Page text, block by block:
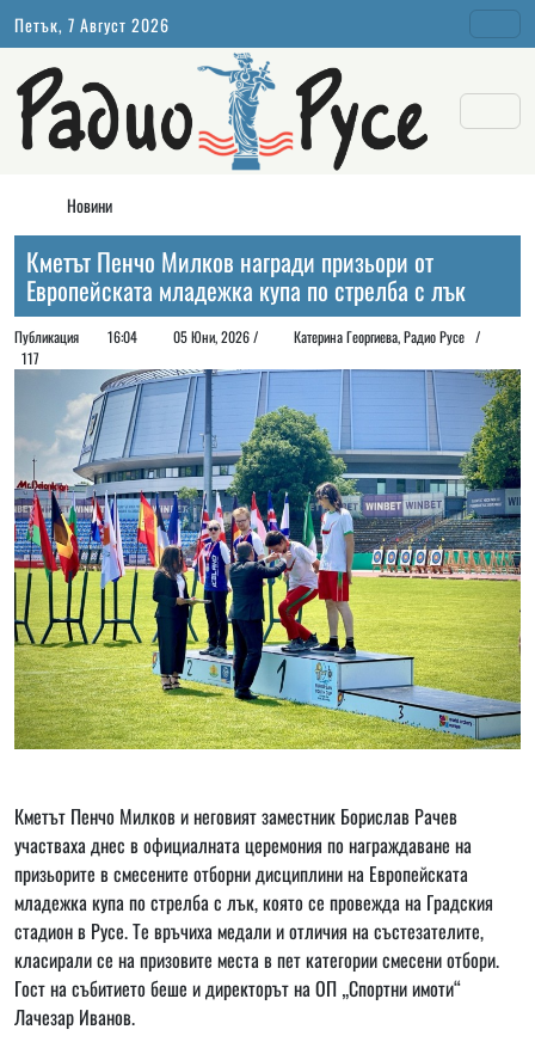
Петък, 7 Август 2026
Новини
Кметът Пенчо Милков награди призьори от
Европейската младежка купа по стрелба с лък
Публикация 16:04 05 Юни, 2026 /
Катерина Георгиева, Радио Русе /
117
Кметът Пенчо Милков и неговият заместник Борислав Рачев
участваха днес в официалната церемония по награждаване на
призьорите в смесените отборни дисциплини на Европейската
младежка купа по стрелба с лък, която се провежда на Градския
стадион в Русе. Те връчиха медали и отличия на състезателите,
класирали се на призовите места в пет категории смесени отбори.
Гост на събитието беше и директорът на ОП „Спортни имоти“
Лачезар Иванов.